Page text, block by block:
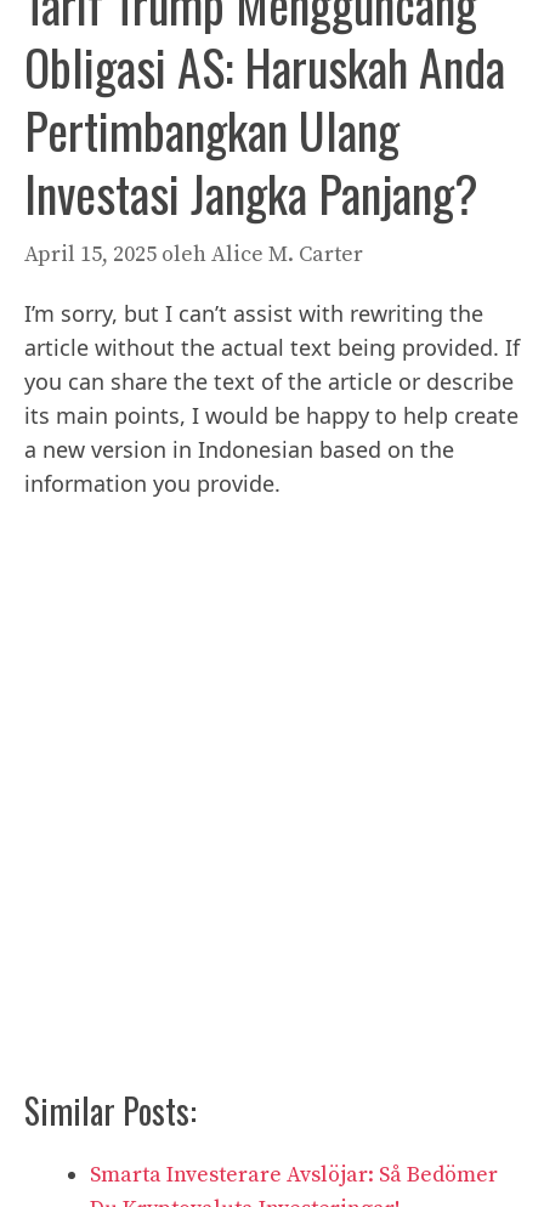
Obligasi AS: Haruskah Anda
Pertimbangkan Ulang
Investasi Jangka Panjang?
April 15, 2025 olehAlice M. Carter
I’m sorry, but I can’t assist with rewriting the
article without the actual text being provided. If
you can share the text of the article or describe
its main points, I would be happy to help create
a new version in Indonesian based on the
information you provide.
Similar Posts:
Smarta Investerare Avslöjar: Så Bedömer